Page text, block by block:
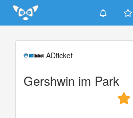
Update cookies preferences
ADticket
Gershwin im Park